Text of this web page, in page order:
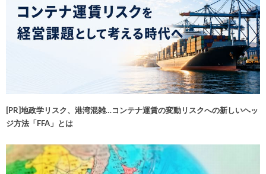
[PR]地政学リスク、港湾混雑…コンテナ運賃の変動リスクへの新しいヘッ
ジ方法「FFA」とは